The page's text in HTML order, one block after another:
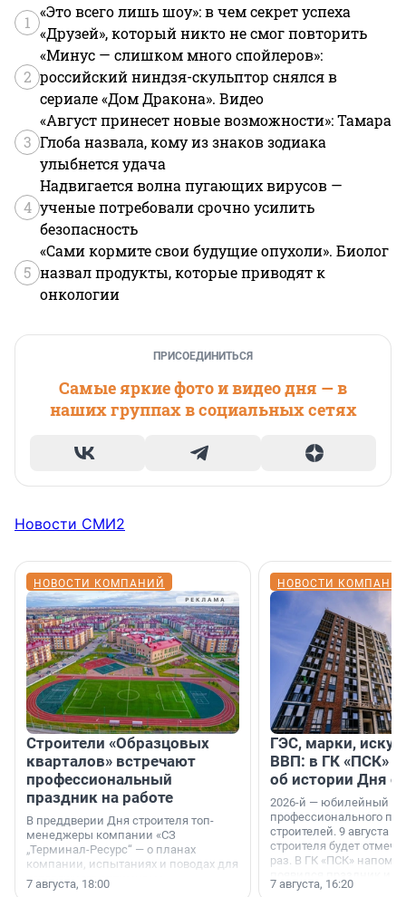
1
«Это всего лишь шоу»: в чем секрет успеха
«Друзей», который никто не смог повторить
2
«Минус — слишком много спойлеров»:
российский ниндзя-скульптор снялся в
сериале «Дом Дракона». Видео
3
«Август принесет новые возможности»: Тамара
Глоба назвала, кому из знаков зодиака
улыбнется удача
4
Надвигается волна пугающих вирусов —
ученые потребовали срочно усилить
безопасность
5
«Сами кормите свои будущие опухоли». Биолог
назвал продукты, которые приводят к
онкологии
ПРИСОЕДИНИТЬСЯ
Самые яркие фото и видео дня — в
наших группах в социальных сетях
Новости СМИ2
НОВОСТИ КОМПАНИЙ
Строители «Образцовых
кварталов» встречают
профессиональный
праздник на работе
В преддверии Дня строителя топ-
менеджеры компании «СЗ
„Терминал-Ресурс“ — о планах
компании, испытаниях и поводах для
осторожного оптимизма.
7 августа, 18:00
НОВОСТИ
ГЭС, марки,
ВВП: в ГК «ПСК»
об истории Дня
2026-й — юбилейный
профессионального
строителей. 9 августа
строителя будет
раз. В ГК «ПСК»
поменялась роль
7 августа, 16:20